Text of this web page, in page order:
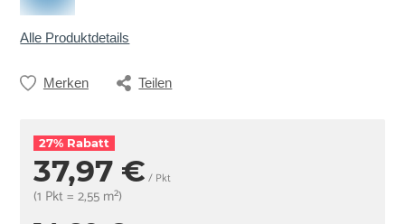
Alle Produktdetails
Merken Teilen
27% Rabatt
37,97 € / Pkt
(1 Pkt = 2,55 m²)